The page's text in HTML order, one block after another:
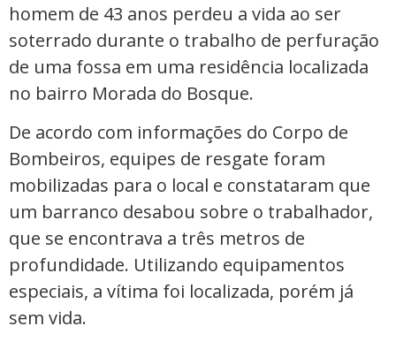
homem de 43 anos perdeu a vida ao ser
soterrado durante o trabalho de perfuração
de uma fossa em uma residência localizada
no bairro Morada do Bosque.
De acordo com informações do Corpo de
Bombeiros, equipes de resgate foram
mobilizadas para o local e constataram que
um barranco desabou sobre o trabalhador,
que se encontrava a três metros de
profundidade. Utilizando equipamentos
especiais, a vítima foi localizada, porém já
sem vida.